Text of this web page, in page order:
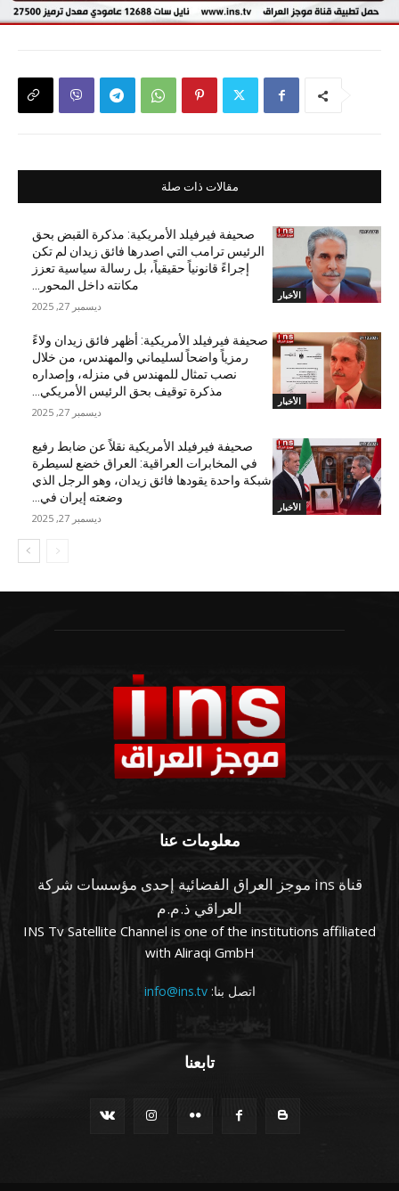
مقالات ذات صلة
الأخبار
صحيفة فيرفيلد الأمريكية: مذكرة القبض بحق
الرئيس ترامب التي اصدرها فائق زيدان لم تكن
إجراءً قانونياً حقيقياً، بل رسالة سياسية تعزز
مكانته داخل المحور...
ديسمبر 27, 2025
الأخبار
صحيفة فيرفيلد الأمريكية: أظهر فائق زيدان ولاءً
رمزياً واضحاً لسليماني والمهندس، من خلال
نصب تمثال للمهندس في منزله، وإصداره
مذكرة توقيف بحق الرئيس الأمريكي...
ديسمبر 27, 2025
الأخبار
صحيفة فيرفيلد الأمريكية نقلاً عن ضابط رفيع
في المخابرات العراقية: العراق خضع لسيطرة
شبكة واحدة يقودها فائق زيدان، وهو الرجل الذي
وضعته إيران في...
ديسمبر 27, 2025
معلومات عنا
قناة ins موجز العراق الفضائية إحدى مؤسسات شركة
العراقي ذ.م.م
INS Tv Satellite Channel is one of the institutions affiliated
with Aliraqi GmbH
اتصل بنا:info@ins.tv
تابعنا